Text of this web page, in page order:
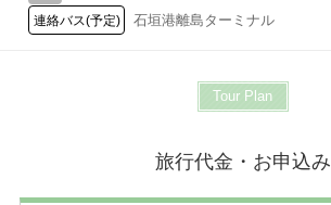
連絡バス(予定) 石垣港離島ターミナル
Tour Plan
旅行代金・お申込み